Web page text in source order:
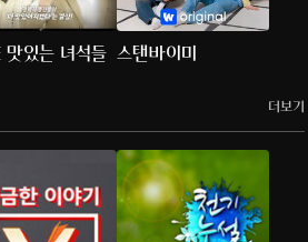
있는 녀석들 스탠바이미
더보기